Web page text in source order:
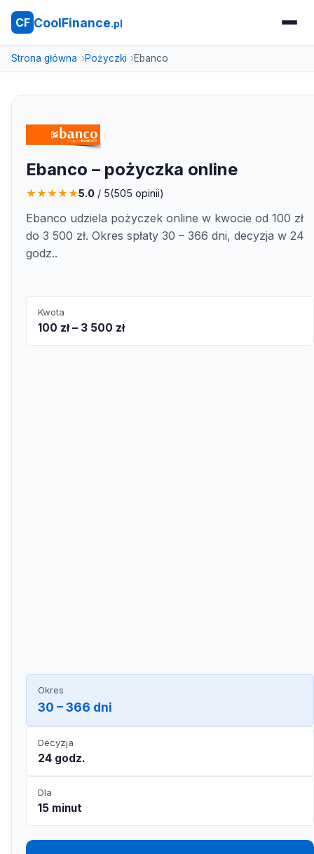
CF CoolFinance.pl
Strona główna Pożyczki Ebanco
Ebanco – pożyczka online
★★★★★5.0 / 5(505 opinii)
Ebanco udziela pożyczek online w kwocie od 100 zł
do 3 500 zł. Okres spłaty 30 – 366 dni, decyzja w 24
godz..
Kwota
100 zł – 3 500 zł
Okres
30 – 366 dni
Decyzja
24 godz.
Dla
15 minut